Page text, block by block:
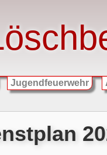
Jugendfeuerwehr